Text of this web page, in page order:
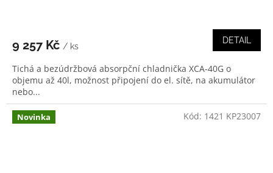
9 257 Kč / ks
DETAIL
Tichá a bezúdržbová absorpční chladnička XCA-40G o
objemu až 40l, možnost připojení do el. sítě, na akumulátor
nebo...
Novinka Kód: 1421 KP23007